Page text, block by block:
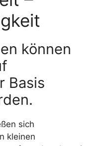
können
Basis
sich
kleinen